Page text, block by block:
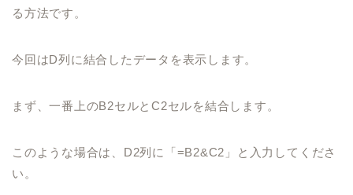
る方法です。
今回はD列に結合したデータを表示します。
まず、一番上のB2セルとC2セルを結合します。
このような場合は、 D2列に「=B2&C2 」と入力してくださ
い。